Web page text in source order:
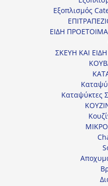
Εξοπλισμός
ΕΙΔΗ
ΣΚΕΥΗ ΚΑΙ
Καταψύκτες